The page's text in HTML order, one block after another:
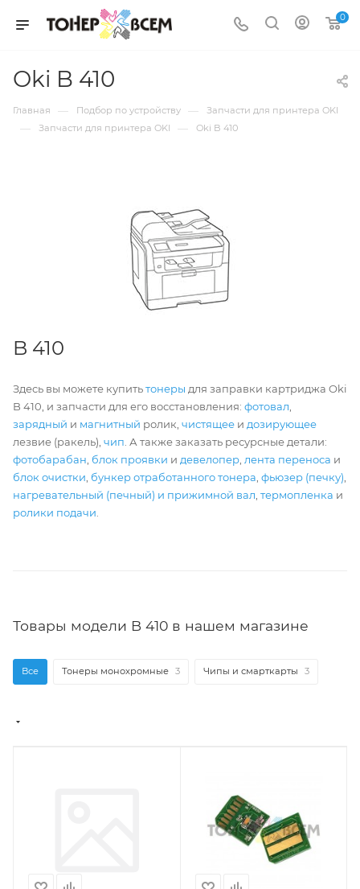
0
Oki B 410
Главная — Подбор по устройству — Запчасти для принтера OKI
— Запчасти для принтера OKI — Oki B 410
B 410
Здесь вы можете купитьтонеры для заправки картриджа Oki
B 410, и запчасти для его восстановления: фотовал
зарядный и магнитный ролик, чистящее и дозирующее
лезвие (ракель), чип . А также заказать ресурсные детали:
фотобарабан блок проявки и девелопер лента переноса и
блок очистки бункер отработанного тонера фьюзер (печку)
нагревательный (печный) и прижимной вал термопленка и
ролики подачи
Товары модели B 410 в нашем магазине
Все Тонеры монохромные 3 Чипы и смарткарты 3